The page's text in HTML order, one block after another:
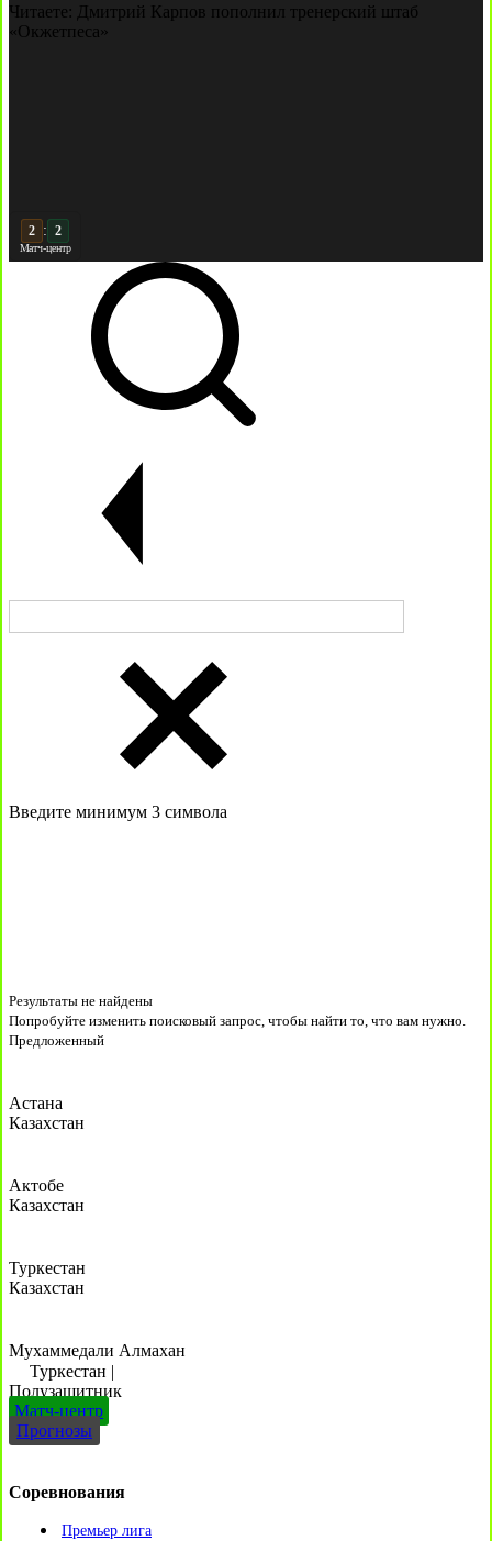
Читаете: Дмитрий Карпов пополнил тренерский штаб
«Окжетпеса»
3 :
Матч-центр
Введите минимум 3 символа
Результаты не найдены
Попробуйте изменить поисковый запрос, чтобы найти то, что вам нужно.
Предложенный
Астана
Казахстан
Актобе
Казахстан
Туркестан
Казахстан
Мухаммедали Алмахан
Туркестан |
Полузащитник
Матч-центр
Прогнозы
Соревнования
Премьер лига